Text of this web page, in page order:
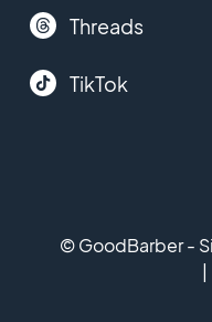
Threads
TikTok
© GoodBarber -